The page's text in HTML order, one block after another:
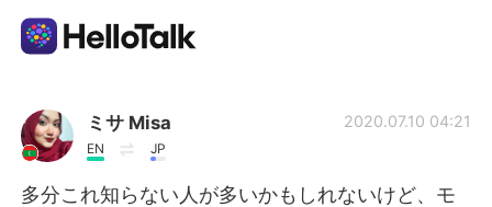
Ứng dụng trao đổi ngôn ngữ
AI Grammar Checker
ミサ Misa
EN JP
2020.07.10 04:21
多分これ知らない人が多いかもしれないけど、モ